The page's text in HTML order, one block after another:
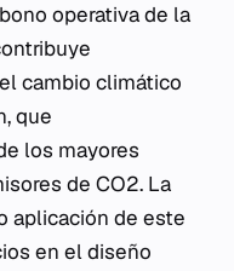
operativa de la
cambio climático
que
los mayores
de CO2. La
aplicación de este
en el diseño